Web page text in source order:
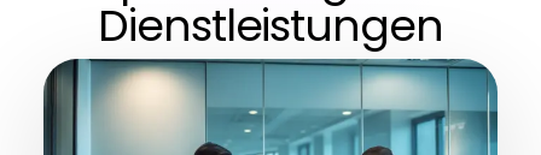
Dienstleistungen